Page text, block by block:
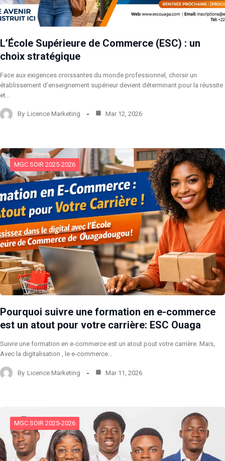
L’École Supérieure de Commerce (ESC) : un
choix stratégique
Face aux exigences croissantes du monde professionnel, choisir un
établissement d’enseignement supérieur devient déterminant pour la réussite
et…
By Licence Marketing Mar 12, 2026
MGC SOIR 2025-2026
Pourquoi suivre une formation en e-commerce
est un atout pour votre carrière: ESC Ouaga
Suivre une formation en e-commerce est un atout pout votre carrière. Mais,
Avec la digitalisation , le e-commerce…
By Licence Marketing Mar 11, 2026
MGC SOIR 2025-2026